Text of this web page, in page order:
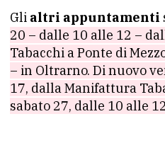
Gli altri appuntamenti
20 – dalle 10 alle 12 –
Tabacchi a Ponte di
– in Oltrarno. Di nuovo
17, dalla Manifattura
sabato 27, dalle 10 alle